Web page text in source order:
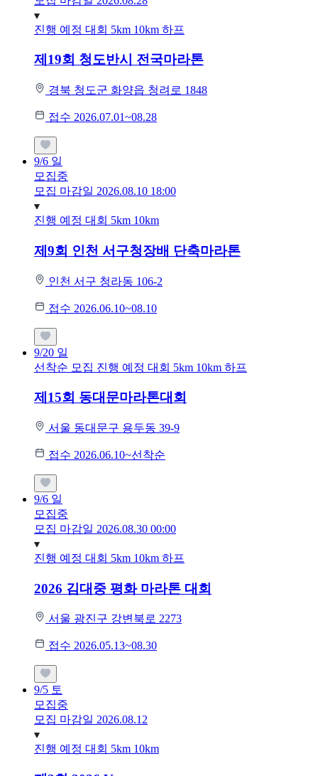
진행 예정 대회 5km 10km 하프
제19회 청도반시 전국마라톤
경북 청도군 화양읍 청려로 1848
접수 2026.07.01~08.28
9/6 일
모집중
모집 마감일 2026.08.10 18:00
진행 예정 대회 5km 10km
제9회 인천 서구청장배 단축마라톤
인천 서구 청라동 106-2
접수 2026.06.10~08.10
9/20 일
선착순 모집 진행 예정 대회 5km 10km 하프
제15회 동대문마라톤대회
서울 동대문구 용두동 39-9
접수 2026.06.10~선착순
9/6 일
모집중
모집 마감일 2026.08.30 00:00
진행 예정 대회 5km 10km 하프
2026 김대중 평화 마라톤 대회
서울 광진구 강변북로 2273
접수 2026.05.13~08.30
9/5 토
모집중
모집 마감일 2026.08.12
진행 예정 대회 5km 10km